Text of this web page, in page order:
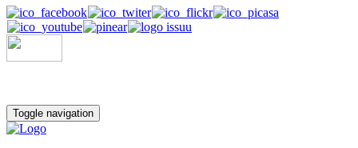
Toggle navigation